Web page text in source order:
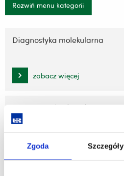
Zgoda Szczegóły
Rozwiń menu kategorii
nawigację
treści
Diagnostyka molekularna
zobacz więcej
Monitoring środowiska
zobacz więcej